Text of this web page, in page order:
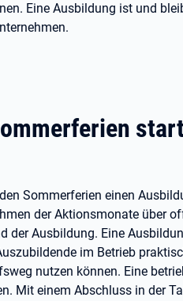
Eine Ausbildung ist und
Sommerferien einen
der Aktionsmonate über
der Ausbildung. Eine
im Betrieb
nutzen können. Eine
Mit einem Abschluss in der